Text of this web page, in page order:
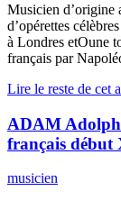
Musicien d’origine
d’opérettes
à Londres etOune
français par
Lire le reste de cet
ADAM
français début
musicien